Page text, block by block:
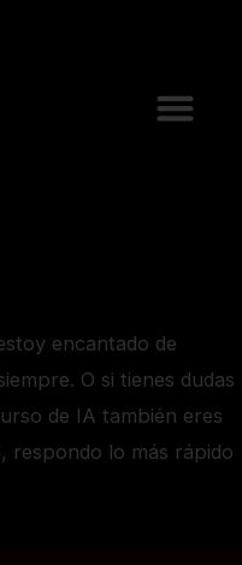
encantado de
O si tienes dudas
de IA también eres
respondo lo más rápido